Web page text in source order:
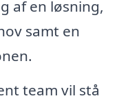
af en løsning,
samt en
team vil stå